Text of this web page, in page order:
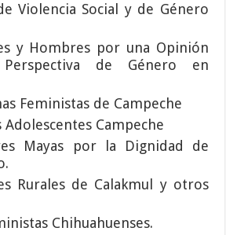
Violencia Social y de Género
y Hombres por una Opinión
de Género en
Feministas de Campeche
Adolescentes Campeche
Mayas por la Dignidad de
Rurales de Calakmul y otros
Chihuahuenses.